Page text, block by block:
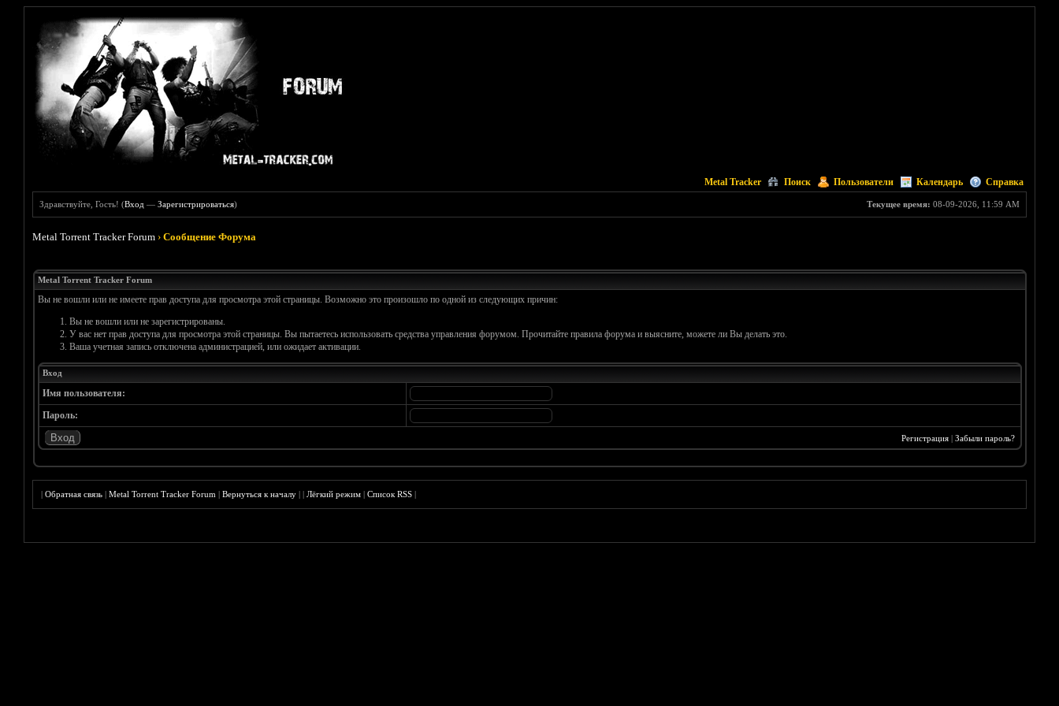
Metal Tracker Поиск Пользователи Календарь Справка
Текущее время: 08-09-2026, 11:59 AM
Здравствуйте, Гость! (Вход —Зарегистрироваться)
Metal Torrent Tracker Forum ›Сообщение Форума
Metal Torrent Tracker Forum
Вы не вошли или не имеете прав доступа для просмотра этой страницы. Возможно это произошло по одной из следующих причин:
Вы не вошли или не зарегистрированы.
У вас нет прав доступа для просмотра этой страницы. Вы пытаетесь использовать средства управления форумом. Прочитайте правила форума и выясните, можете ли Вы делать это.
Ваша учетная запись отключена администрацией, или ожидает активации.
Вход
Имя пользователя:
Пароль:
Регистрация| Забыли пароль?
|Обратная связь |Metal Torrent Tracker Forum |Вернуться к началу ||Лёгкий режим |Список RSS |